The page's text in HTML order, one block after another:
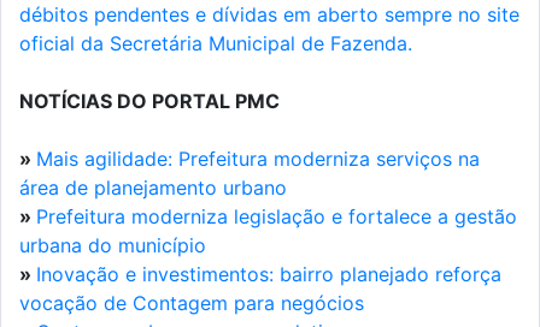
débitos pendentes e dívidas em aberto sempre no site
oficial da Secretária Municipal de Fazenda.
NOTÍCIAS DO PORTAL PMC
» Mais agilidade: Prefeitura moderniza serviços na
área de planejamento urbano
» Prefeitura moderniza legislação e fortalece a gestão
urbana do município
» Inovação e investimentos: bairro planejado reforça
vocação de Contagem para negócios